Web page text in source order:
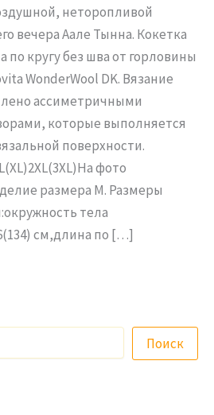
неторопливой
вечера Аале Тынна. Кокетка
по кругу без шва от горловины
WonderWool DK. Вязание
ассиметричными
которые выполняется
поверхности.
фото
размера M. Размеры
тела
см,длина по […]
Поиск